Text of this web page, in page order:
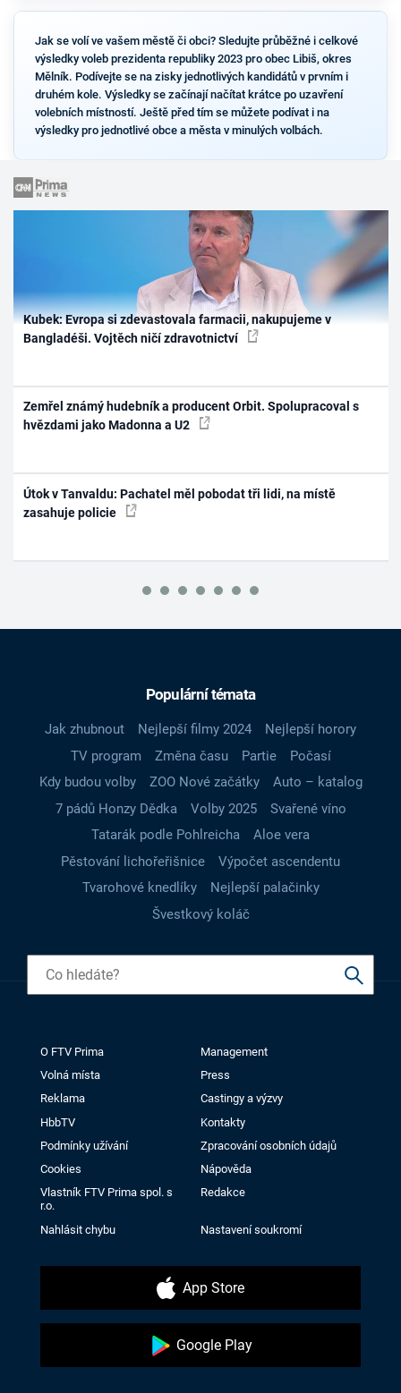
Jak se volí ve vašem městě či obci? Sledujte průběžné i celkové
výsledky voleb prezidenta republiky 2023 pro obec Libiš, okres
Mělník. Podívejte se na zisky jednotlivých kandidátů v prvním i
druhém kole. Výsledky se začínají načítat krátce po uzavření
volebních místností. Ještě před tím se můžete podívat i na
výsledky pro jednotlivé obce a města v minulých volbách.
Kubek: Evropa si zdevastovala farmacii, nakupujeme v
Bangladéši. Vojtěch ničí zdravotnictví
Zemřel známý hudebník a producent Orbit. Spolupracoval s
hvězdami jako Madonna a U2
Útok v Tanvaldu: Pachatel měl pobodat tři lidi, na místě
zasahuje policie
Populární témata
Jak zhubnout Nejlepší filmy 2024
Nejlepší horory
TV program
Změna času Partie
Počasí
Kdy budou volby
ZOO Nové začátky
Auto – katalog
7 pádů Honzy Dědka
Volby 2025
Svařené víno
Tatarák podle Pohlreicha
Aloe vera
Pěstování lichořeřišnice
Výpočet ascendentu
Tvarohové knedlíky
Nejlepší palačinky
Švestkový koláč
O FTV Prima
Management
Volná místa
Press
Reklama
Castingy a výzvy
HbbTV
Kontakty
Podmínky užívání
Zpracování osobních údajů
Cookies
Nápověda
Vlastník FTV Prima spol. s
r.o.
Redakce
Nahlásit chybu Nastavení soukromí
App Store
Google Play